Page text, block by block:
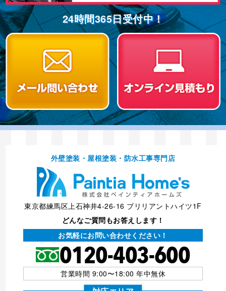
24時間365⽇受付中！
外壁塗装・屋根塗装・防⽔⼯事専⾨店
東京都練馬区上石神井4-26-16 ブリリアントハイツ1F
どんなご質問もお答えします！
お気軽にお問い合わせください！
営業時間 9:00〜18:00 年中無休